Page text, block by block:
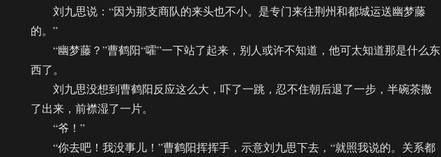
刘九思说：“因为那支商队的来头也不小。是专门来往荆州和都城运送幽梦藤
的。”
“幽梦藤？”曹鹤阳“嚯”一下站了起来，别人或许不知道，他可太知道那是什么东
西了。
刘九思没想到曹鹤阳反应这么大，吓了一跳，忍不住朝后退了一步，半碗茶撒
了出来，前襟湿了一片。
“爷！”
“你去吧！我没事儿！”曹鹤阳挥挥手，示意刘九思下去，“就照我说的。关系都